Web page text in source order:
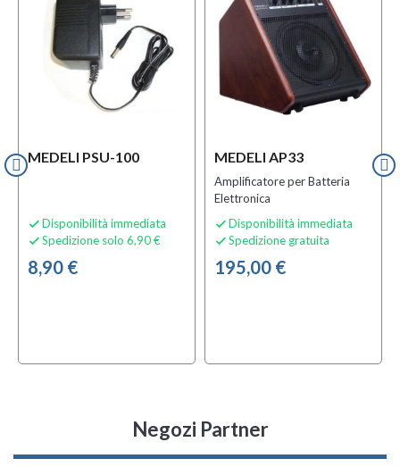
MEDELI PSU-100
 Disponibilità immediata
 Spedizione solo 6,90 €
8,90 €
MEDELI AP33
Amplificatore per Batteria
Elettronica
 Disponibilità immediata
 Spedizione gratuita
195,00 €
Negozi Partner